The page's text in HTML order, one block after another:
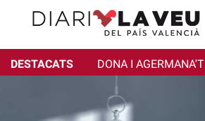
DESTACATS DONA I AGERMANA'T